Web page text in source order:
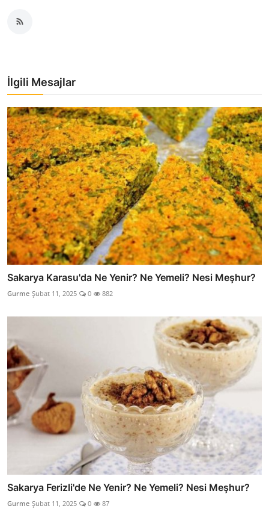
İlgili Mesajlar
Sakarya Karasu'da Ne Yenir? Ne Yemeli? Nesi Meşhur?
Gurme Şubat 11, 2025 0 882
Sakarya Ferizli'de Ne Yenir? Ne Yemeli? Nesi Meşhur?
Gurme Şubat 11, 2025 0 87